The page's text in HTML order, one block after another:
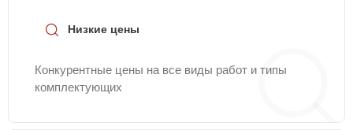
Низкие цены
Конкурентные цены на все виды работ и типы
комплектующих